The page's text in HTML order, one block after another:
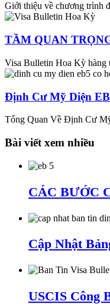
Giới thiệu về chương trình
TẦM QUAN
Visa Bulletin Hoa Kỳ hàng
Định Cư Mỹ Diện
Tổng Quan Về Định Cư
Bài viết xem nhiều
CÁC BƯỚC
Cập Nhật
USCIS Công